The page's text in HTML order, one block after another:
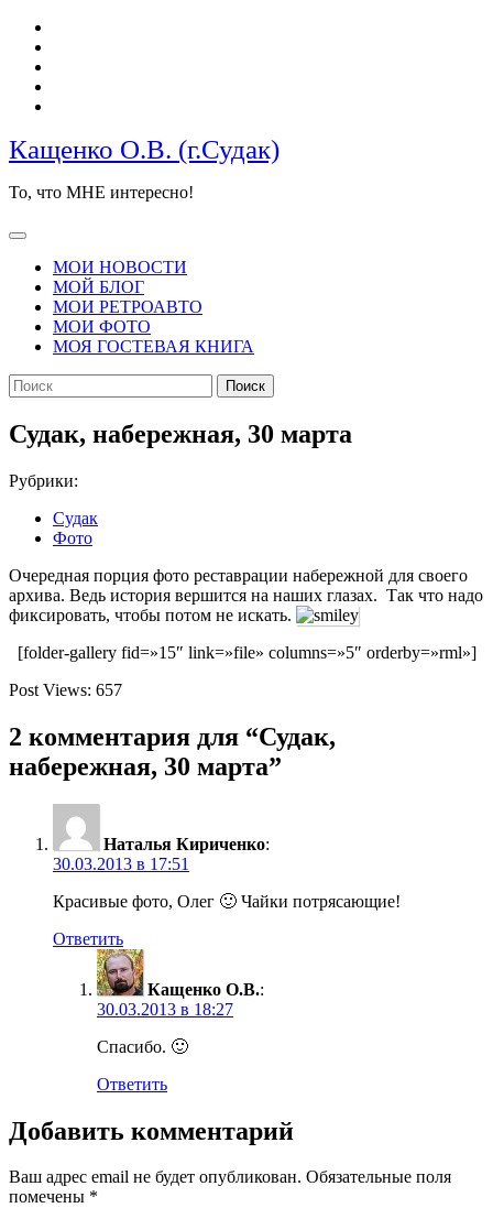
Перейти
содержимому
Кащенко О.В. (г.Судак)
То, что МНЕ интересно!
Кнопка
ОткрытьМОИ НОВОСТИ
МОЙ БЛОГ
МОИ РЕТРОАВТО
МОИ ФОТО
МОЯ ГОСТЕВАЯ КНИГА
КНОПКА
ЗАКРЫТЬ
Найти:
Судак, набережная, 30 марта
Рубрики:
Судак
Фото
Очередная порция фото реставрации набережной для своего
архива. Ведь история вершится на наших глазах. Так что надо
фиксировать, чтобы потом не искать.
[folder-gallery fid=»15″ link=»file» columns=»5″ orderby=»rml»]
Post Views: 657
2 комментария для “Судак,
набережная, 30 марта”
Наталья Кириченко:
30.03.2013 в 17:51
Красивые фото, Олег 🙂 Чайки потрясающие!
Ответить
Кащенко О.В.:
30.03.2013 в 18:27
Спасибо. 🙂
Ответить
Добавить комментарий
Ваш адрес email не будет опубликован. Обязательные поля
помечены *